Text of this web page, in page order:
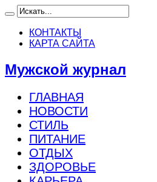
КОНТАКТЫ
КАРТА САЙТА
Мужской журнал
ГЛАВНАЯ
НОВОСТИ
СТИЛЬ
ПИТАНИЕ
ОТДЫХ
ЗДОРОВЬЕ